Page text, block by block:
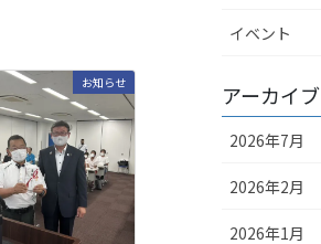
お知らせ
イベント
アーカイブ
2026年7月
2026年2月
2026年1月